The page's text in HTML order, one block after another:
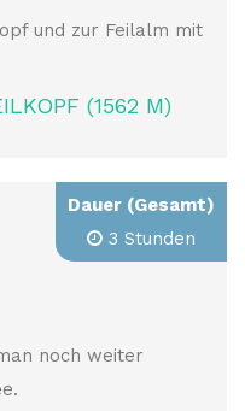
und zur Feilalm mit
(1562 M)
noch weiter
Dauer (Gesamt)
3 Stunden